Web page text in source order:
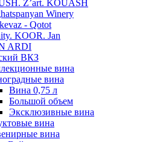
Z’art. KOUASH
Winery
- Qotot
KOOR. Jan
ARDI
ВКЗ
вина
вина
Вина 0,75 л
Большой объем
Эксклюзивные вина
вина
вина